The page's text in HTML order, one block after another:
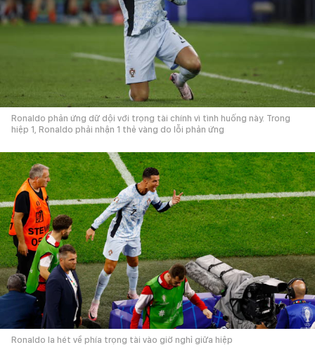
Ronaldo phản ứng dữ dội với trọng tài chính vì tình huống này. Trong
hiệp 1, Ronaldo phải nhận 1 thẻ vàng do lỗi phản ứng
Ronaldo la hét về phía trọng tài vào giờ nghỉ giữa hiệp